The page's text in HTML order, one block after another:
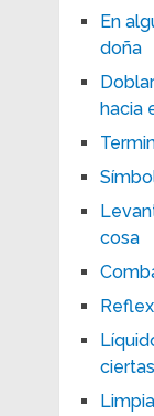
En
doña
hacia
cosa